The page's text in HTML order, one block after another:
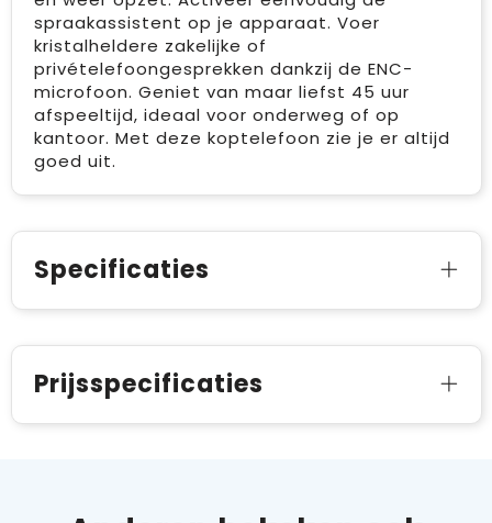
spraakassistent op je apparaat. Voer
kristalheldere zakelijke of
privételefoongesprekken dankzij de ENC-
microfoon. Geniet van maar liefst 45 uur
afspeeltijd, ideaal voor onderweg of op
kantoor. Met deze koptelefoon zie je er altijd
goed uit.
Specificaties
Prijsspecificaties